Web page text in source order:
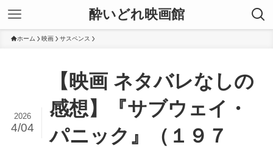
酔いどれ映画館
ホーム 映画 サスペンス
【映画 ネタバレなしの
感想】『サブウェイ・
パニック』（１９７
2026
4/04